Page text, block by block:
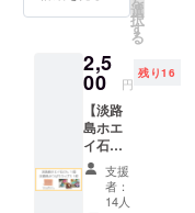
しっと
りとし
上が
り。 天
然の精
油をブ
レンド
した、
円相当
イ石け
ん 70g
1個
「飲む
点滴」
と言わ
れる栄
養素
たっぷ
選
択
す
る
2,5
00 円
残り16
【淡路
島ホエ
イ石け
ん
(1320円
相当) +
支援
者：
14人